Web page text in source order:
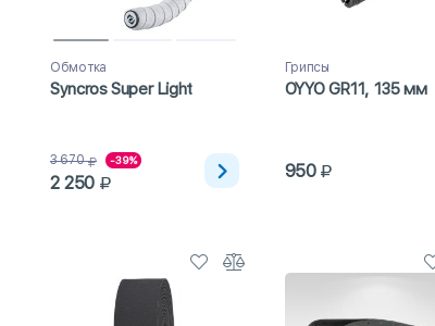
Обмотка
Syncros Super Light
3 670 -39%
2 250
Грипсы
OYYO GR11, 135 мм
950